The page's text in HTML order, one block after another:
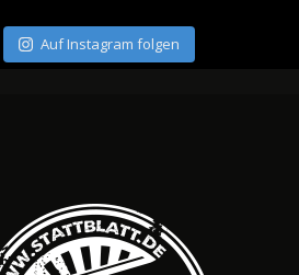
Auf Instagram folgen